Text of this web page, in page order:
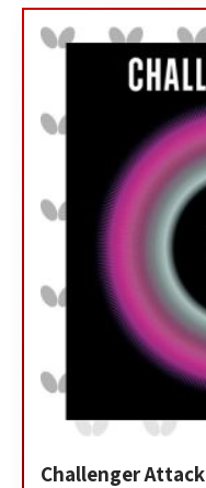
Challenger Attack